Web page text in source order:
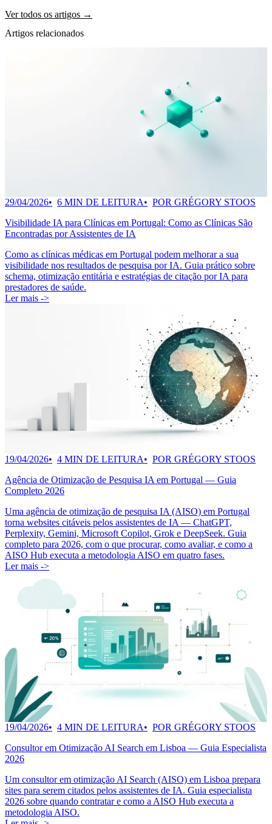
Ver todos os artigos →
Artigos relacionados
29/04/2026 6 MIN DE LEITURA
POR GRÉGORY STOOS
Visibilidade IA para Clínicas em Portugal: Como as Clínicas São
Encontradas por Assistentes de IA
Como as clínicas médicas em Portugal podem melhorar a sua
visibilidade nos resultados de pesquisa por IA. Guia prático sobre
schema, otimização entitária e estratégias de citação por IA para
prestadores de saúde.
Ler mais ->
19/04/2026 4 MIN DE LEITURA
POR GRÉGORY STOOS
Agência de Otimização de Pesquisa IA em Portugal — Guia
Completo 2026
Uma agência de otimização de pesquisa IA (AISO) em Portugal
torna websites citáveis pelos assistentes de IA — ChatGPT,
Perplexity, Gemini, Microsoft Copilot, Grok e DeepSeek. Guia
completo para 2026, com o que procurar, como avaliar, e como a
AISO Hub executa a metodologia AISO em quatro fases.
Ler mais ->
19/04/2026 4 MIN DE LEITURA
POR GRÉGORY STOOS
Consultor em Otimização AI Search em Lisboa — Guia Especialista
2026
Um consultor em otimização AI Search (AISO) em Lisboa prepara
sites para serem citados pelos assistentes de IA. Guia especialista
2026 sobre quando contratar e como a AISO Hub executa a
metodologia AISO.